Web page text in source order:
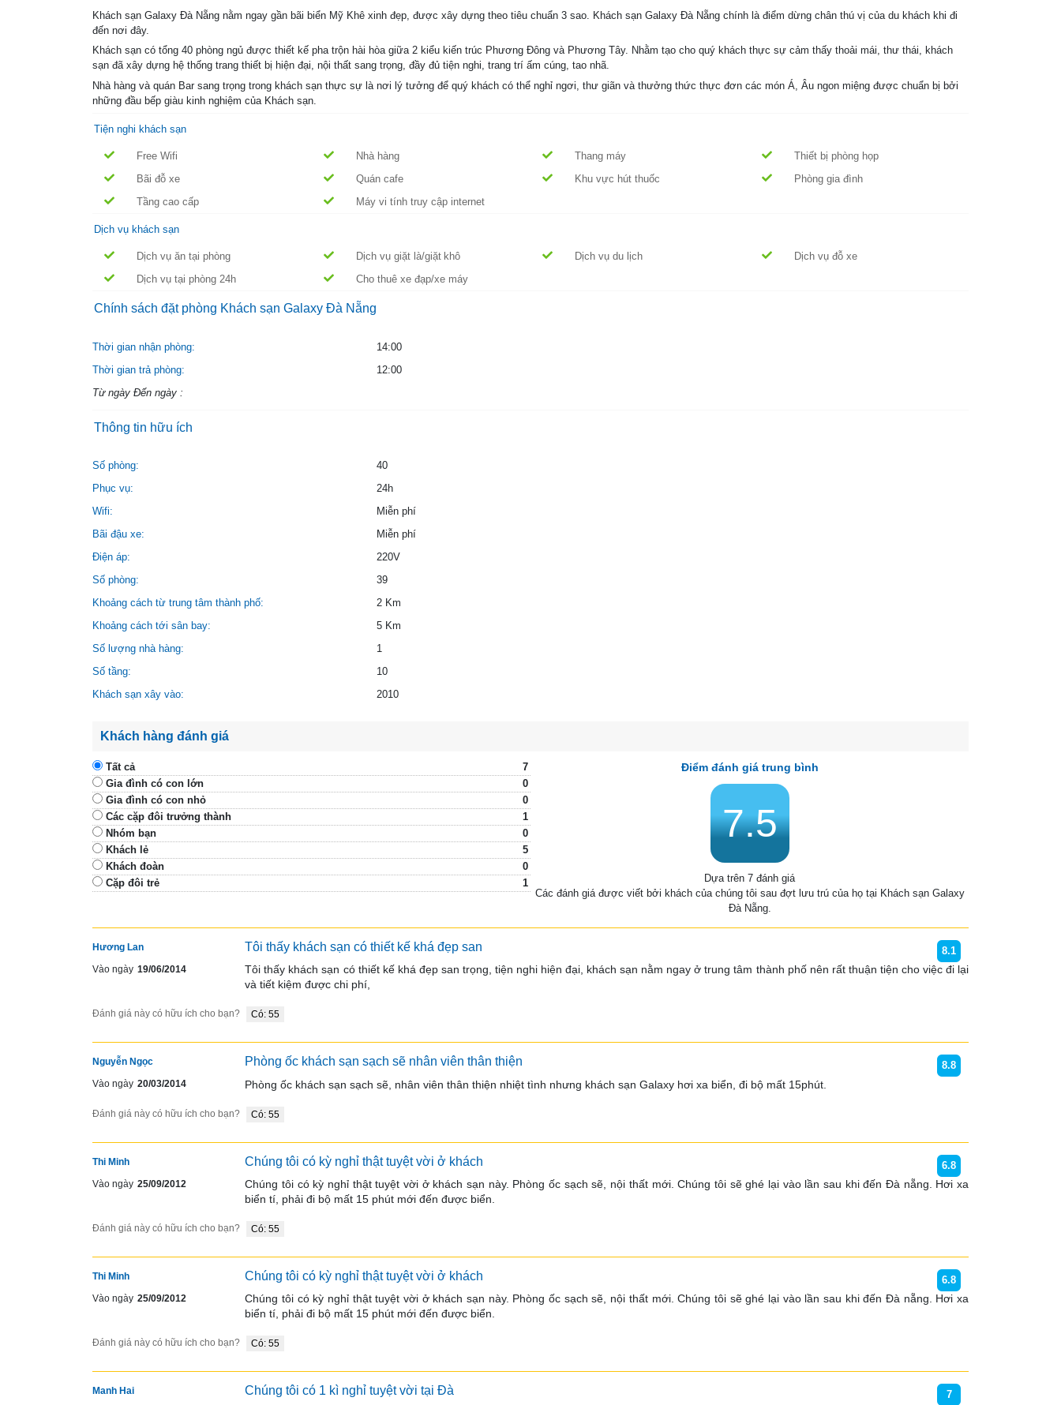
Khách sạn Galaxy Đà Nẵng nằm ngay gần bãi biển Mỹ Khê xinh đẹp, được xây dựng theo tiêu chuẩn 3 sao. Khách sạn Galaxy Đà Nẵng chính là điểm dừng chân thú vị của du khách khi đi
đến nơi đây.
Khách sạn có tổng 40 phòng ngủ được thiết kế pha trộn hài hòa giữa 2 kiểu kiến trúc Phương Đông và Phương Tây. Nhằm tạo cho quý khách thực sự cảm thấy thoải mái, thư thái, khách
sạn đã xây dựng hệ thống trang thiết bị hiện đại, nội thất sang trọng, đầy đủ tiện nghi, trang trí ấm cúng, tao nhã.
Nhà hàng và quán Bar sang trọng trong khách sạn thực sự là nơi lý tưởng để quý khách có thể nghỉ ngơi, thư giãn và thưởng thức thực đơn các món Á, Âu ngon miệng được chuẩn bị bởi
những đầu bếp giàu kinh nghiệm của Khách sạn.
Tiện nghi khách sạn
Free Wifi Nhà hàng Thang máy
Thiết bị phòng họp
Bãi đỗ xe
Quán cafe Khu vực hút thuốc
Phòng gia đình
Tầng cao cấp
Máy vi tính truy cập internet
Dịch vụ khách sạn
Dịch vụ ăn tại phòng Dịch vụ giặt là/giặt khô Dịch vụ du lịch
Dịch vụ đỗ xe
Dịch vụ tại phòng 24h
Cho thuê xe đạp/xe máy
Chính sách đặt phòng Khách sạn Galaxy Đà Nẵng
Thời gian nhận phòng:
14:00
Thời gian trả phòng:
12:00
Từ ngày Đến ngày :
Thông tin hữu ích
Số phòng:
40
Phục vụ:
24h
Wifi:
Miễn phí
Bãi đậu xe:
Miễn phí
Điện áp:
220V
Số phòng:
39
Khoảng cách từ trung tâm thành phố:
2 Km
Khoảng cách tới sân bay:
5 Km
Số lượng nhà hàng:
1
Số tầng:
10
Khách sạn xây vào:
2010
Khách hàng đánh giá
Tất cả
7
Gia đình có con lớn
0
Gia đình có con nhỏ
0
Các cặp đôi trưởng thành
1
Nhóm bạn
0
Khách lẻ
5
Khách đoàn
0
Cặp đôi trẻ
1
Điểm đánh giá trung bình
7.5
Dựa trên 7 đánh giá
Các đánh giá được viết bởi khách của chúng tôi sau đợt lưu trú của họ tại Khách sạn Galaxy
Đà Nẵng.
Hương Lan
Vào ngày 19/06/2014
Tôi thấy khách sạn có thiết kế khá đẹp san 8.1
Tôi thấy khách sạn có thiết kế khá đẹp san trọng, tiện nghi hiện đại, khách sạn nằm ngay ở trung tâm thành phố nên rất thuận tiện cho việc đi lại
và tiết kiệm được chi phí,
Đánh giá này có hữu ích cho bạn? Có: 55
Nguyễn Ngọc
Vào ngày 20/03/2014
Phòng ốc khách sạn sạch sẽ nhân viên thân thiện 8.8
Phòng ốc khách sạn sạch sẽ, nhân viên thân thiện nhiệt tình nhưng khách sạn Galaxy hơi xa biển, đi bộ mất 15phút.
Đánh giá này có hữu ích cho bạn? Có: 55
Thi Minh
Vào ngày 25/09/2012
Chúng tôi có kỳ nghỉ thật tuyệt vời ở khách 6.8
Chúng tôi có kỳ nghỉ thật tuyệt vời ở khách sạn này. Phòng ốc sạch sẽ, nội thất mới. Chúng tôi sẽ ghé lại vào lần sau khi đến Đà nẵng. Hơi xa
biển tí, phải đi bộ mất 15 phút mới đến được biển.
Đánh giá này có hữu ích cho bạn? Có: 55
Thi Minh
Vào ngày 25/09/2012
Chúng tôi có kỳ nghỉ thật tuyệt vời ở khách 6.8
Chúng tôi có kỳ nghỉ thật tuyệt vời ở khách sạn này. Phòng ốc sạch sẽ, nội thất mới. Chúng tôi sẽ ghé lại vào lần sau khi đến Đà nẵng. Hơi xa
biển tí, phải đi bộ mất 15 phút mới đến được biển.
Đánh giá này có hữu ích cho bạn? Có: 55
Manh Hai Chúng tôi có 1 kì nghỉ tuyệt vời tại Đà 7